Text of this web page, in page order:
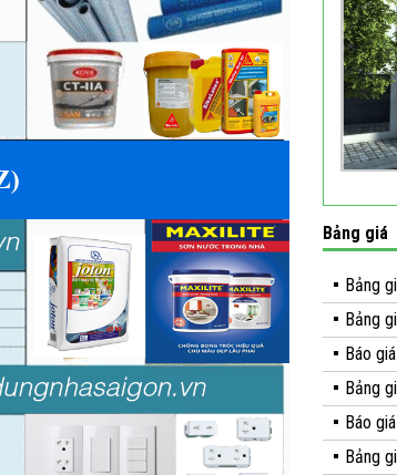
Bảng giá
Bảng
Bảng
Báo
Bảng
Báo
Bảng